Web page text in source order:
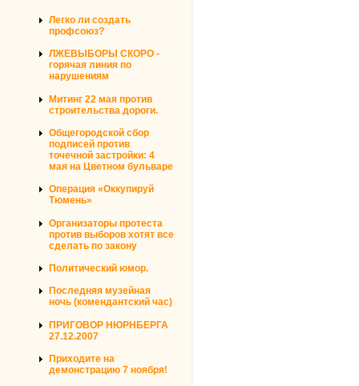
Легко ли создать
профсоюз?
ЛЖЕВЫБОРЫ СКОРО -
горячая линия по
нарушениям
Митинг 22 мая против
строительства дороги.
Общегородской сбор
подписей против
точечной застройки: 4
мая на Цветном бульваре
Операция «Оккупируй
Тюмень»
Организаторы протеста
против выборов хотят все
сделать по закону
Политический юмор.
Последняя музейная
ночь (комендантский час)
ПРИГОВОР НЮРНБЕРГА
27.12.2007
Приходите на
демонстрацию 7 ноября!